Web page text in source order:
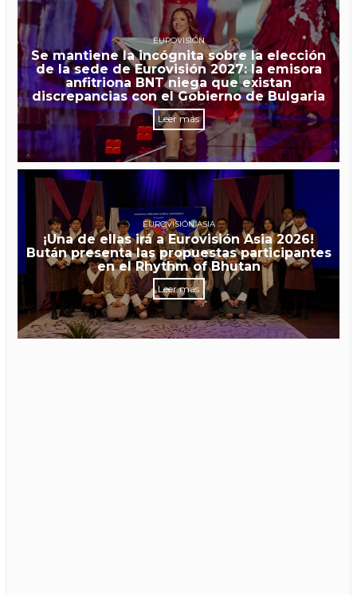
EUROVISIÓN
Se mantiene la incógnita sobre la elección
de la sede de Eurovisión 2027: la emisora
anfitriona BNT niega que existan
discrepancias con el Gobierno de Bulgaria
Leer más
EUROVISIÓN ASIA
¡Una de ellas irá a Eurovisión Asia 2026!
Bután presenta las propuestas participantes
en el Rhythm of Bhutan
Leer más